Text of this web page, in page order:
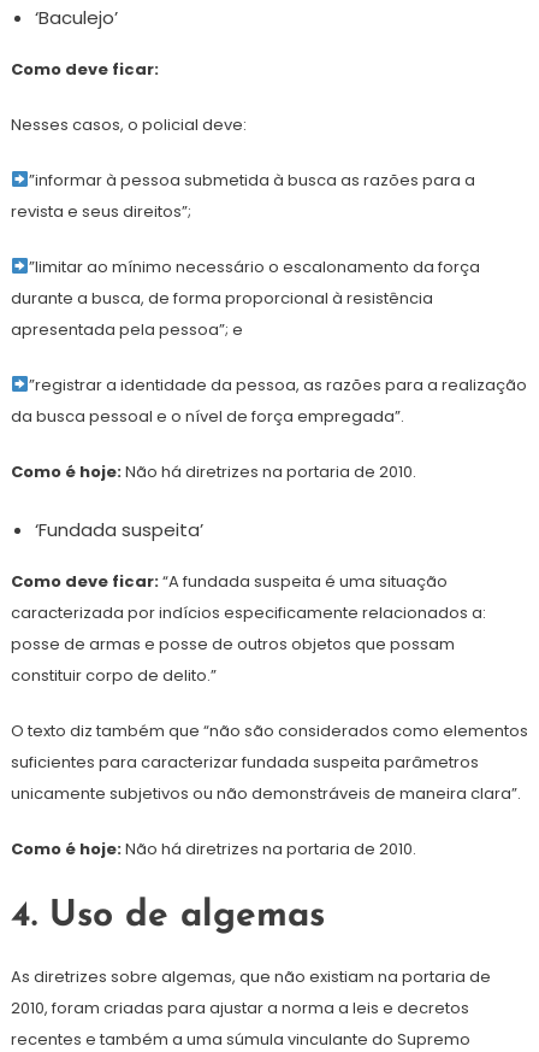
‘Baculejo’
Como deve ficar:
Nesses casos, o policial deve:
”informar à pessoa submetida à busca as razões para a
revista e seus direitos”;
”limitar ao mínimo necessário o escalonamento da força
durante a busca, de forma proporcional à resistência
apresentada pela pessoa”; e
”registrar a identidade da pessoa, as razões para a realização
da busca pessoal e o nível de força empregada”.
Como é hoje:Não há diretrizes na portaria de 2010.
‘Fundada suspeita’
Como deve ficar:“A fundada suspeita é uma situação
caracterizada por indícios especificamente relacionados a:
posse de armas e posse de outros objetos que possam
constituir corpo de delito.”
O texto diz também que “não são considerados como elementos
suficientes para caracterizar fundada suspeita parâmetros
unicamente subjetivos ou não demonstráveis de maneira clara”.
Como é hoje:Não há diretrizes na portaria de 2010.
4. Uso de algemas
As diretrizes sobre algemas, que não existiam na portaria de
2010, foram criadas para ajustar a norma a leis e decretos
recentes e também a uma súmula vinculante do Supremo